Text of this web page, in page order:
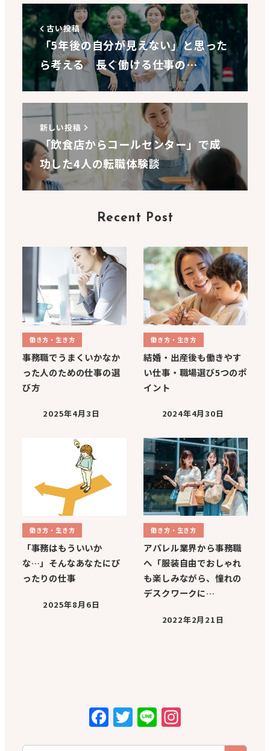
古い投稿
「5年後の自分が見えない」と思った
ら考える 長く働ける仕事の…
新しい投稿
「飲食店からコールセンター」で成
功した4人の転職体験談
Recent Post
働き方・生き方
事務職でうまくいかなか
った人のための仕事の選
び方
2025年4月3日
働き方・生き方
結婚・出産後も働きやす
い仕事・職場選び5つのポ
イント
2024年4月30日
働き方・生き方
「事務はもういいか
な…」そんなあなたにぴ
ったりの仕事
2025年8月6日
働き方・生き方
アパレル業界から事務職
へ「服装自由でおしゃれ
も楽しみながら、憧れの
デスクワークに…
2022年2月21日
F
a
T
w
Li
n